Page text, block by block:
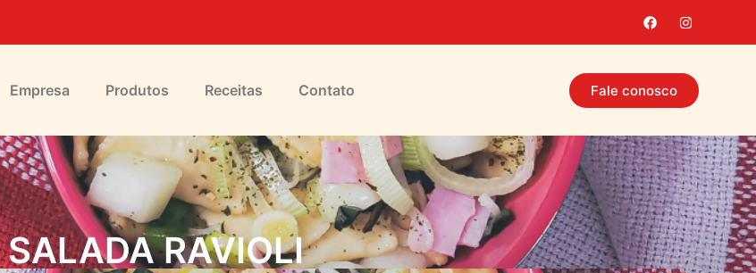
Empresa Produtos Receitas Contato Fale conosco
SALADA RAVIOLI